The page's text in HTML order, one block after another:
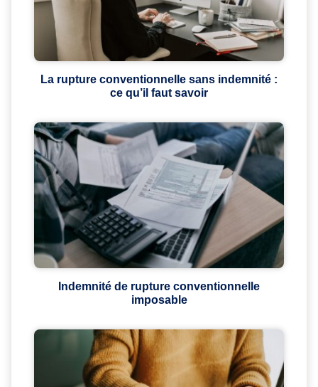
La rupture conventionnelle sans indemnité :
ce qu’il faut savoir
Indemnité de rupture conventionnelle
imposable